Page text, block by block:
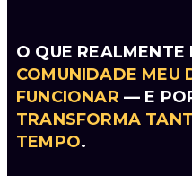
O QUE REALMENTE
COMUNIDADE MEU
FUNCIONAR — E
TRANSFORMA
TEMPO.